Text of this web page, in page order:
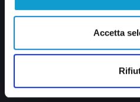
Accetta
Via Pasubio, 36 – 63074 San
info@veratv.it